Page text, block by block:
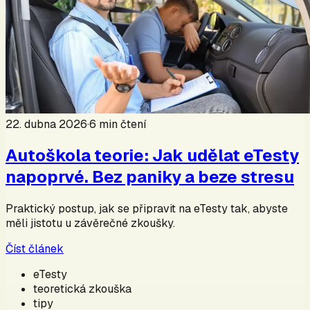
22. dubna 2026·6 min čtení
Autoškola teorie: Jak udělat eTesty
napoprvé. Bez paniky a beze stresu
Praktický postup, jak se připravit na eTesty tak, abyste
měli jistotu u závěrečné zkoušky.
Číst článek
eTesty
teoretická zkouška
tipy